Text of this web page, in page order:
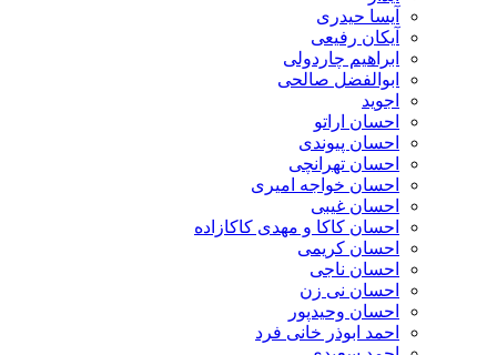
آیسا حیدری
آیکان رفیعی
ابراهیم چاردولی
ابوالفضل صالحی
اجوید
احسان اراتو
احسان پیوندی
احسان تهرانچی
احسان خواجه امیری
احسان غیبی
احسان کاکا و مهدی کاکازاده
احسان کریمی
احسان ناجی
احسان نی زن
احسان وحیدپور
احمد ابوذر خانی فرد